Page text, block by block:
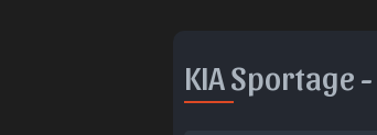
KIA Sportage -